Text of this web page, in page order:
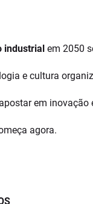
industrial em 2050
e cultura
em
agora.